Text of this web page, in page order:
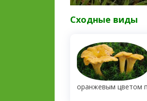
Сходные виды
оранжевым цветом